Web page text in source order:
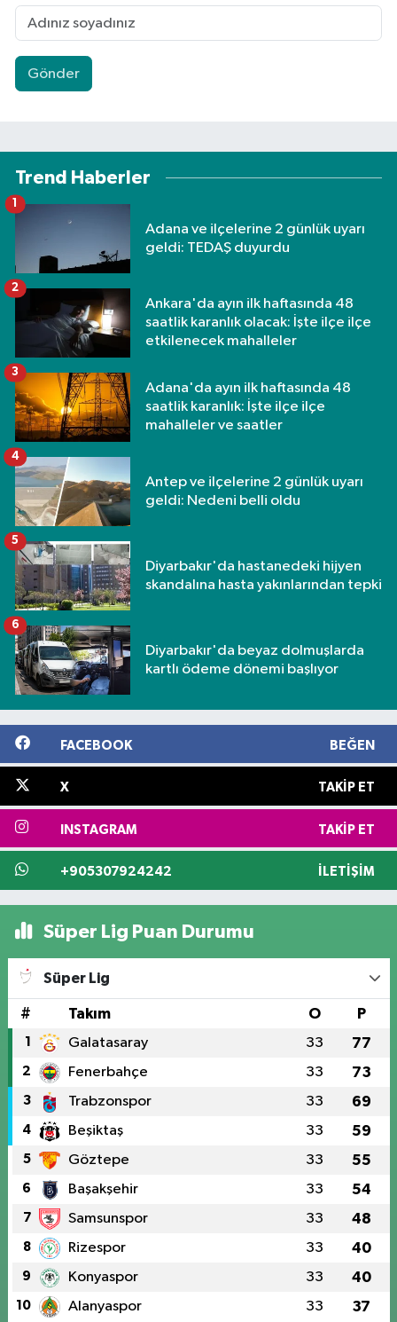
Gönder
Trend Haberler
Adana ve ilçelerine 2 günlük uyarı
geldi: TEDAŞ duyurdu
1
Ankara'da ayın ilk haftasında 48
saatlik karanlık olacak: İşte ilçe ilçe
etkilenecek mahalleler
2
Adana'da ayın ilk haftasında 48
saatlik karanlık: İşte ilçe ilçe
mahalleler ve saatler
3
Antep ve ilçelerine 2 günlük uyarı
geldi: Nedeni belli oldu
4
Diyarbakır'da hastanedeki hijyen
skandalına hasta yakınlarından tepki
5
Diyarbakır'da beyaz dolmuşlarda
kartlı ödeme dönemi başlıyor
6
FACEBOOK BEĞEN
X TAKIP ET
INSTAGRAM TAKIP ET
+905307924242 İLETIŞIM
Süper Lig Puan Durumu
Süper Lig
# Takım O P
1 Galatasaray 33 77
2 Fenerbahçe 33 73
3 Trabzonspor 33 69
4 Beşiktaş 33 59
5 Göztepe 33 55
6 Başakşehir 33 54
7 Samsunspor 33 48
8 Rizespor 33 40
9 Konyaspor 33 40
10 Alanyaspor 33 37